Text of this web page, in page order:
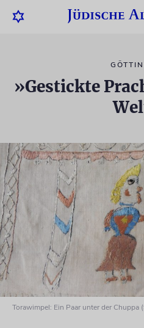
»Gestickte
Torawimpel: Ein Paar unter der Chuppa